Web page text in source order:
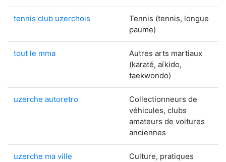
tennis club uzerchois
Tennis (tennis, longue
paume)
tout le mma
Autres arts martiaux
(karaté, aïkido,
taekwondo)
uzerche autoretro
Collectionneurs de
véhicules, clubs
amateurs de voitures
anciennes
uzerche ma ville
Culture, pratiques